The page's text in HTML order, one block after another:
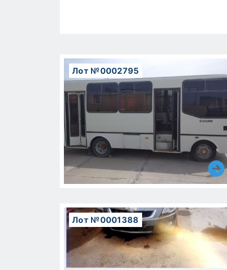
Лот №0002795
Лот №0001388